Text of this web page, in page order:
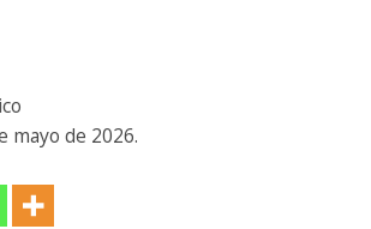
mayo de 2026.